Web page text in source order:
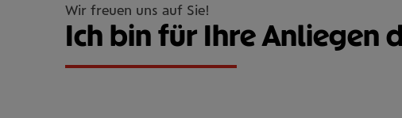
Wir freuen uns auf Sie!
Ich bin für Ihre Anliegen